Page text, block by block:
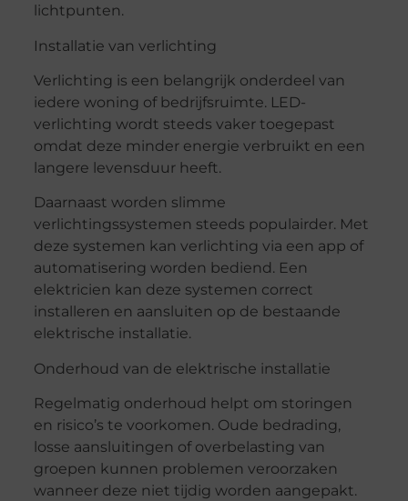
lichtpunten.
Installatie van verlichting
Verlichting is een belangrijk onderdeel van
iedere woning of bedrijfsruimte. LED-
verlichting wordt steeds vaker toegepast
omdat deze minder energie verbruikt en een
langere levensduur heeft.
Daarnaast worden slimme
verlichtingssystemen steeds populairder. Met
deze systemen kan verlichting via een app of
automatisering worden bediend. Een
elektricien kan deze systemen correct
installeren en aansluiten op de bestaande
elektrische installatie.
Onderhoud van de elektrische installatie
Regelmatig onderhoud helpt om storingen
en risico’s te voorkomen. Oude bedrading,
losse aansluitingen of overbelasting van
groepen kunnen problemen veroorzaken
wanneer deze niet tijdig worden aangepakt.